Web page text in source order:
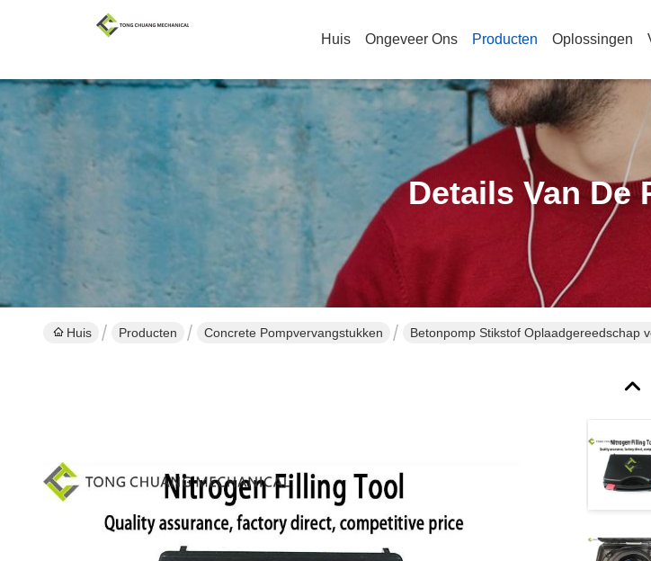
Huis Ongeveer Ons Producten Oplossingen
Details Van De
Huis Producten Concrete Pompvervangstukken Betonpomp Stikstof Oplaadgereedschap